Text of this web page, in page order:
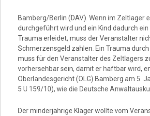
Bamberg/Berlin (DAV). Wenn im Zeltlager
durchgeführt wird und ein Kind dadurch
Trauma erleidet, muss der Veranstalter
Schmerzensgeld zahlen. Ein Trauma durch
muss für den Veranstalter des Zeltlagers
vorhersehbar sein, damit er haftbar wird,
Oberlandesgericht (OLG) Bamberg am 5.
5 U 159/10), wie die Deutsche
Der minderjährige Kläger wollte vom